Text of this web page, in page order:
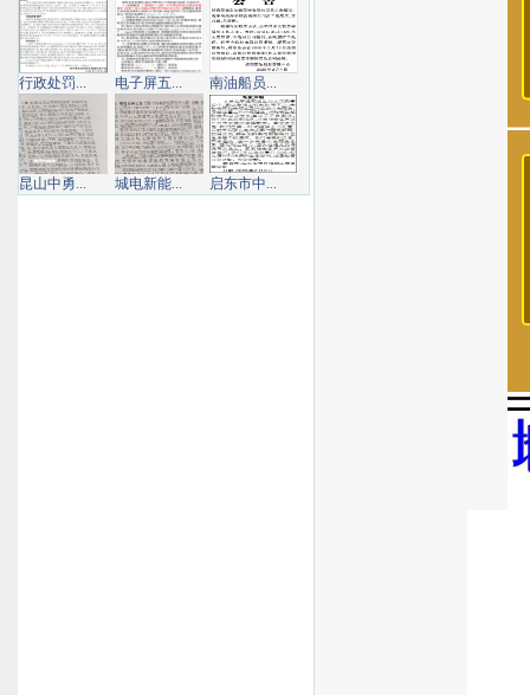
行政处罚... 电子屏五... 南油船员...
昆山中勇... 城电新能... 启东市中...